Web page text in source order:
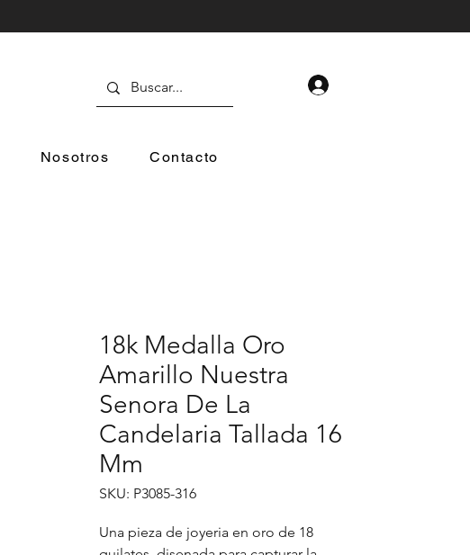
Nosotros Contacto
18k Medalla Oro
Amarillo Nuestra
Senora De La
Candelaria Tallada 16
Mm
SKU: P3085-316
Una pieza de joyeria en oro de 18